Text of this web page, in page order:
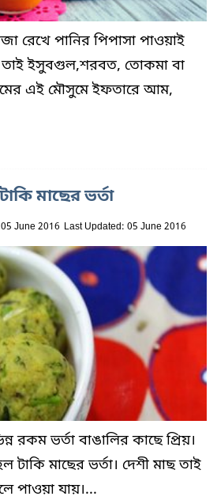
রেখে পানির পিপাসা পাওয়াই
তাই ইসুবগুল,শরবত, তোকমা বা
এই মৌসুমে ইফতারে আম,
মাছের ভর্তা
June 2016 Last Updated: 05 June 2016
রকম ভর্তা বাঙালির কাছে প্রিয়।
টাকি মাছের ভর্তা। দেশী মাছ তাই
পাওয়া যায়।...